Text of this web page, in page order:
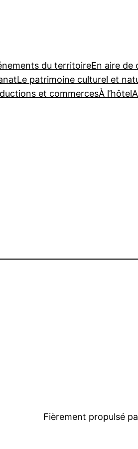
du territoireEn aire de
Le patrimoine culturel et
et commercesÀ l’hôtel
Fièrement propulsé